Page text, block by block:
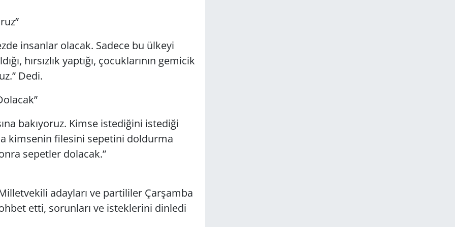
İstemiyoruz”
insanlar olacak. Sadece bu ülkeyi
hırsızlık yaptığı, çocuklarının gemicik
Dedi.
Dolacak”
bakıyoruz. Kimse istediğini istediği
kimsenin filesini sepetini doldurma
sepetler dolacak.”
adayları ve partililer Çarşamba
etti, sorunları ve isteklerini dinledi